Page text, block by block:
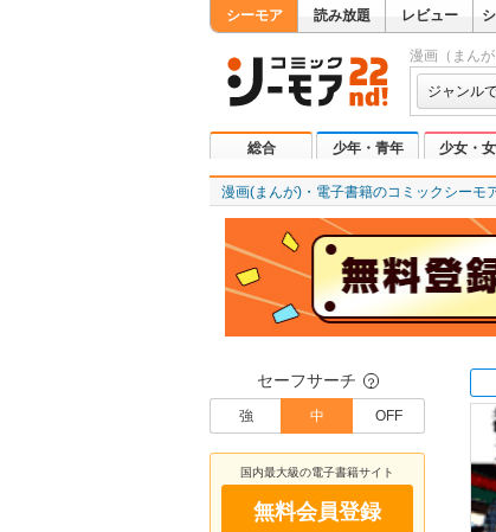
シーモア 読み放題 レビュー
漫画（まん
ジャンル
総合 少年・青年 少女・
漫画(まんが)・電子書籍のコミックシーモ
セーフサーチ ？
強 中 OFF
国内最大級の電子書籍サイト
無料会員登録